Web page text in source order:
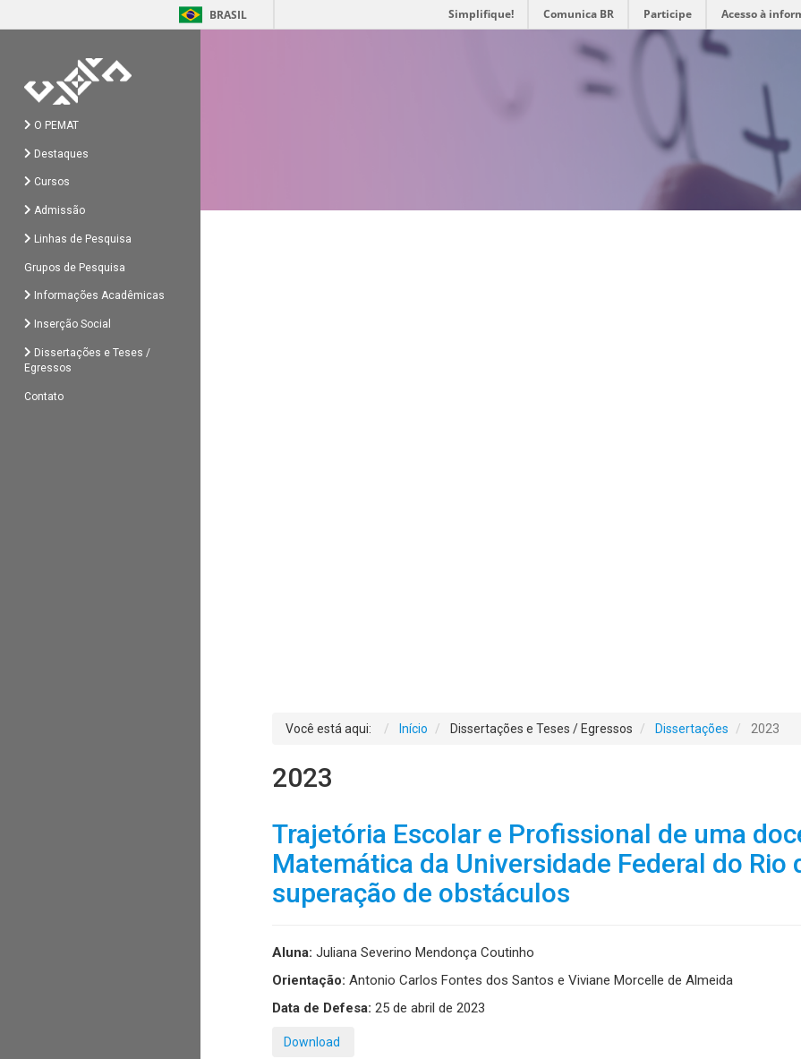
BRASIL Simplifique! Comunica BR Participe Acesso à
O PEMAT
Destaques
Cursos
Admissão
Linhas de Pesquisa
Grupos de Pesquisa
Informações Acadêmicas
Inserção Social
Dissertações e Teses /
Egressos
Contato
Você está aqui: Início Dissertações e Teses / Egressos Dissertações 2023
2023
Trajetória Escolar e Profissional de uma
Matemática da Universidade Federal do Rio
superação de obstáculos
Aluna: Juliana Severino Mendonça Coutinho
Orientação: Antonio Carlos Fontes dos Santos e Viviane Morcelle de Almeida
Data de Defesa: 25 de abril de 2023
Download